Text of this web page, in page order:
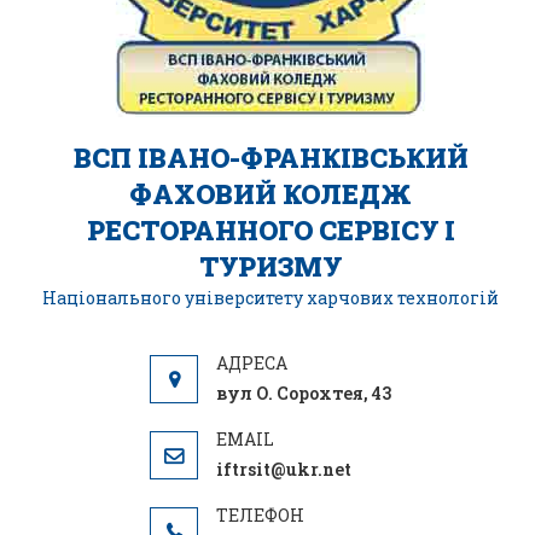
ВСП ІВАНО-ФРАНКІВСЬКИЙ
ФАХОВИЙ КОЛЕДЖ
РЕСТОРАННОГО СЕРВІСУ І
ТУРИЗМУ
Національного університету харчових технологій
вул О. Сорохтея, 43
iftrsit@ukr.net